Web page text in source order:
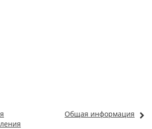
Общая информация